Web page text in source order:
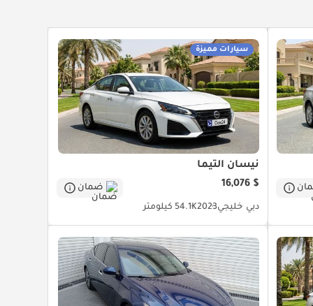
سيارات مميزة
نيسان ألتيما
$ 16,076
ضمان
دبي خليجي202354.1K كيلومتر